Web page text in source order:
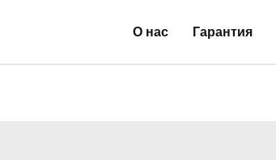
О нас Гарантия